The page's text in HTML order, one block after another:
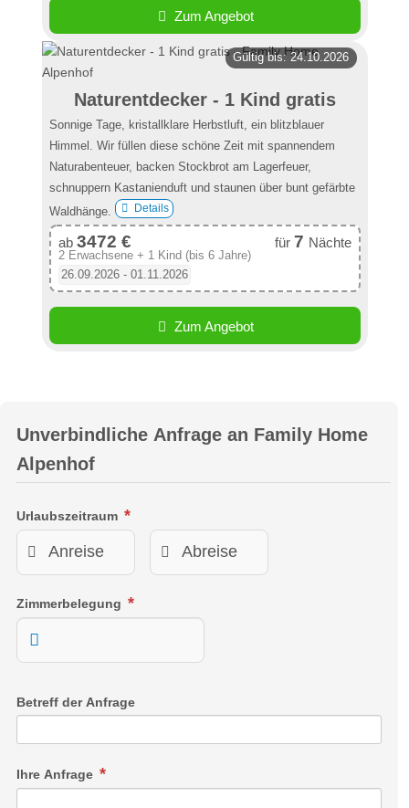
Zum Angebot
Gültig bis: 24.10.2026
Naturentdecker - 1 Kind gratis
Sonnige Tage, kristallklare Herbstluft, ein blitzblauer
Himmel. Wir füllen diese schöne Zeit mit spannendem
Naturabenteuer, backen Stockbrot am Lagerfeuer,
schnuppern Kastanienduft und staunen über bunt gefärbte
Waldhänge.
Details
ab 3472 € für 7 Nächte
2 Erwachsene + 1 Kind (bis 6 Jahre)
26.09.2026 - 01.11.2026
Zum Angebot
Unverbindliche Anfrage an Family Home
Alpenhof
Urlaubszeitraum
Zimmerbelegung
Betreff der Anfrage
Ihre Anfrage